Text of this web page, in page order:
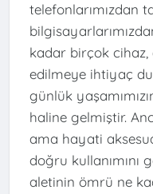
telefonlarımızdan
kadar birçok
edilmeye ihtiyaç
günlük
haline gelmiştir.
ama hayati
doğru kullanımını
aletinin ömrü ne